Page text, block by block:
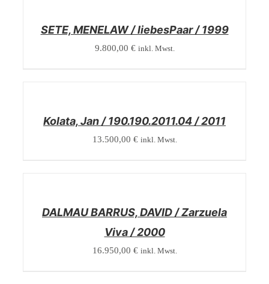
SETE, MENELAW / liebesPaar / 1999
9.800,00 € inkl. Mwst.
Kolata, Jan / 190.190.2011.04 / 2011
13.500,00 € inkl. Mwst.
DALMAU BARRUS, DAVID / Zarzuela
Viva / 2000
16.950,00 € inkl. Mwst.